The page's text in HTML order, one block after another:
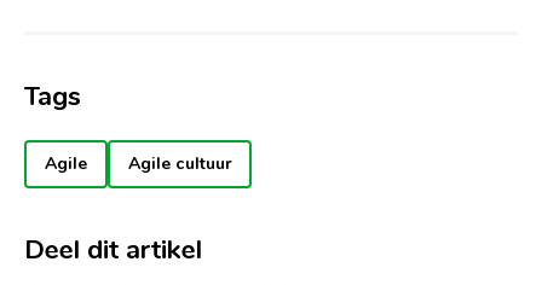
Tags
Agile Agile cultuur
Deel dit artikel